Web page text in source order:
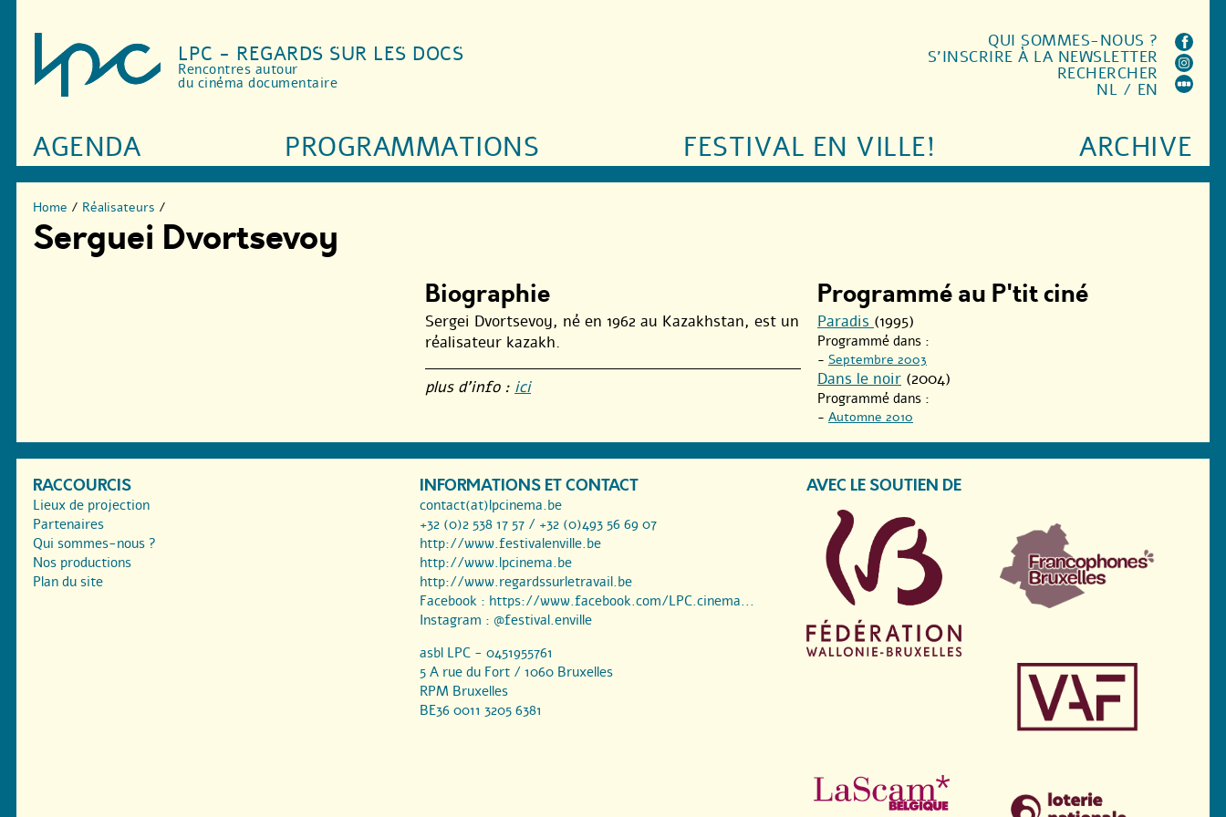
LPC - REGARDS SUR LES DOCS
Rencontres autour
du cinéma documentaire
AGENDA PROGRAMMATIONS FESTIVAL EN VILLE! ARCHIVE
QUI SOMMES-NOUS ?
S'INSCRIRE À LA NEWSLETTER
RECHERCHER
NL / EN
Home / Réalisateurs /
Serguei Dvortsevoy
Biographie
Sergei Dvortsevoy, né en 1962 au Kazakhstan, est un
réalisateur kazakh.
plus d’info : ici
Programmé au P'tit ciné
Paradis (1995)
Programmé dans :
- Septembre 2003
Dans le noir (2004)
Programmé dans :
- Automne 2010
RACCOURCIS
Lieux de projection
Partenaires
Qui sommes-nous ?
Nos productions
Plan du site
INFORMATIONS ET CONTACT
contact(at)lpcinema.be
+32 (0)2 538 17 57 / +32 (0)493 56 69 07
http://www.festivalenville.be
http://www.lpcinema.be
http://www.regardssurletravail.be
Facebook : https://www.facebook.com/LPC.cinema...
Instagram : @festival.enville
asbl LPC - 0451955761
5 A rue du Fort / 1060 Bruxelles
RPM Bruxelles
BE36 0011 3205 6381
AVEC LE SOUTIEN DE